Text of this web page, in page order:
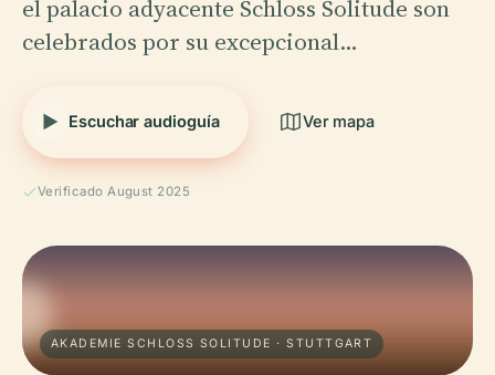
el palacio adyacente Schloss Solitude son
celebrados por su excepcional…
Escuchar audioguía Ver mapa
Verificado August 2025
AKADEMIE SCHLOSS SOLITUDE · STUTTGART